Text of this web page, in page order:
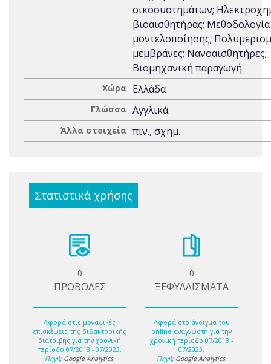
οικοσυστημάτων;
βιοαισθητήρας; Μεθοδολογία
μοντελοποίησης;
μεμβράνες; Νανοαισθητήρες;
Βιομηχανική παραγωγή
Χώρα Ελλάδα
Γλώσσα Αγγλικά
Άλλα στοιχεία πιν., σχημ.
Στατιστικά χρήσης
0
ΠΡΟΒΟΛΕΣ
Αφορά στις μοναδικές
επισκέψεις της διδακτορικής
διατριβής για την χρονική
περίοδο 07/2018 - 07/2023.
Πηγή: Google Analytics.
0
ΞΕΦΥΛΛΙΣΜΑΤΑ
Αφορά στο άνοιγμα του
online αναγνώστη για την
χρονική περίοδο 07/2018 -
07/2023.
Πηγή: Google Analytics.